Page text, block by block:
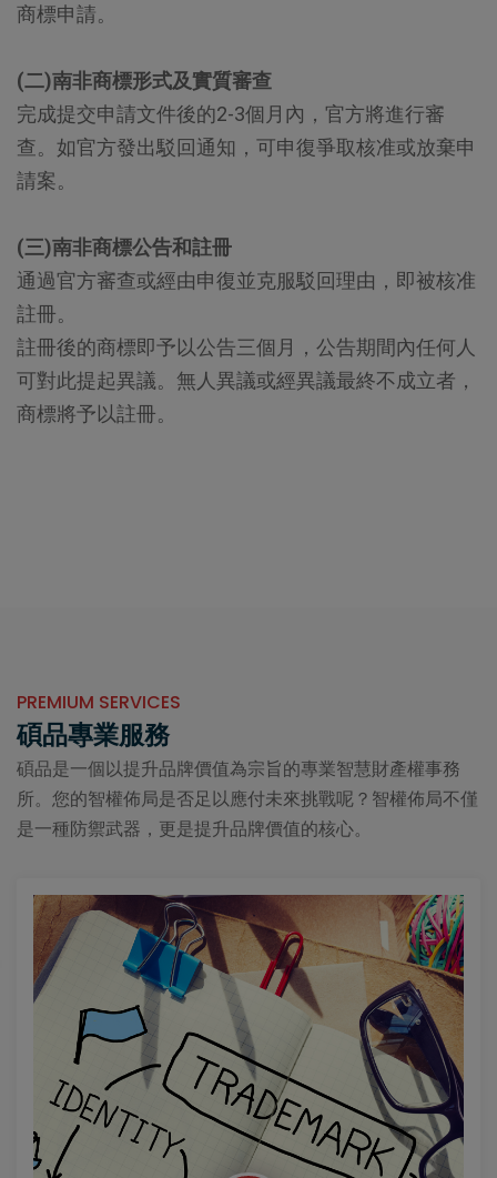
商標申請。
(二)南非商標形式及實質審查
完成提交申請文件後的2-3個月內，官方將進行審
查。如官方發出駁回通知，可申復爭取核准或放棄申
請案。
(三)南非商標公告和註冊
通過官方審查或經由申復並克服駁回理由，即被核准
註冊。
註冊後的商標即予以公告三個月，公告期間內任何人
可對此提起異議。無人異議或經異議最終不成立者，
商標將予以註冊。
PREMIUM SERVICES
碩品專業服務
碩品是一個以提升品牌價值為宗旨的專業智慧財產權事務
所。您的智權佈局是否足以應付未來挑戰呢？智權佈局不僅
是一種防禦武器，更是提升品牌價值的核心。